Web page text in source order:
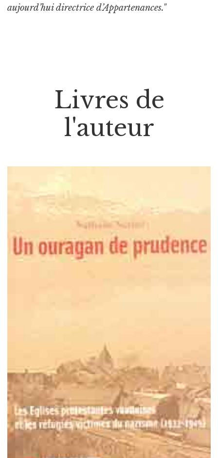
aujourd’hui directrice d’Appartenances."
Livres de
l'auteur